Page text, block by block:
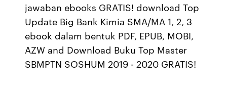
jawaban ebooks GRATIS! download Top
Update Big Bank Kimia SMA/MA 1, 2, 3
ebook dalam bentuk PDF, EPUB, MOBI,
AZW and Download Buku Top Master
SBMPTN SOSHUM 2019 - 2020 GRATIS!